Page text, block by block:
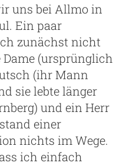
uns bei Allmo in
Ein paar
zunächst nicht
(ursprünglich
(ihr Mann
sie lebte länger
und ein Herr
einer
nichts im Wege.
ich einfach